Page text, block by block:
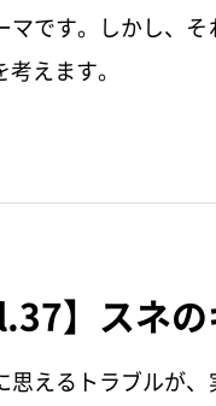
です。しかし、
えます。
】スネ
思えるトラブルが